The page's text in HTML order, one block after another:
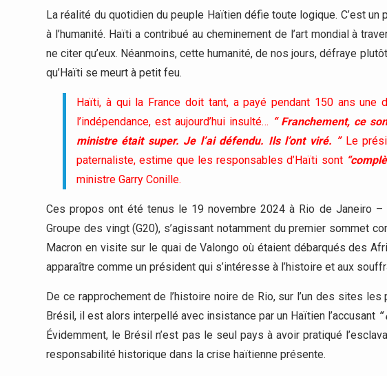
La réalité du quotidien du peuple Haïtien défie toute logique. C’est un
à l’humanité. Haïti a contribué au cheminement de l’art mondial à
ne citer qu’eux. Néanmoins, cette humanité, de nos jours, défraye
qu’Haïti se meurt à petit feu.
Haïti, à qui la France doit tant, a payé pendant 150 ans une
l’indépendance, est aujourd’hui insulté… “ Franchement, ce
ministre était super. Je l’ai défendu. Ils l’ont viré. ”Le
paternaliste, estime que les responsables d’Haïti sont
ministre Garry Conille.
Ces propos ont été tenus le 19 novembre 2024 à Rio de Janeiro
Groupe des vingt (G20), s’agissant notamment du premier sommet
Macron en visite sur le quai de Valongo où étaient débarqués des
apparaître comme un président qui s’intéresse à l’histoire et aux
De ce rapprochement de l’histoire noire de Rio, sur l’un des sites
Brésil, il est alors interpellé avec insistance par un Haïtien l’accusant
Évidemment, le Brésil n’est pas le seul pays à avoir pratiqué
responsabilité historique dans la crise haïtienne présente.